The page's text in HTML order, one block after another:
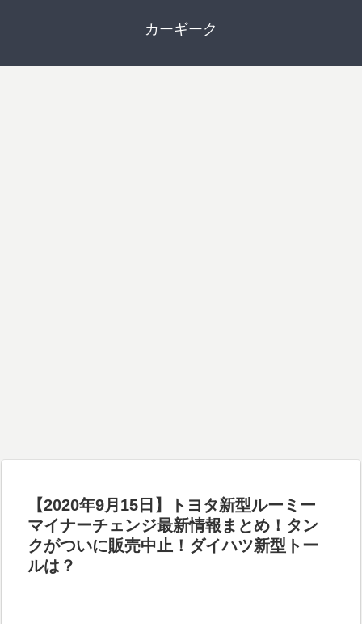
カーギーク
【2020年9月15日】トヨタ新型ルーミー
マイナーチェンジ最新情報まとめ！タン
クがついに販売中止！ダイハツ新型トー
ルは？